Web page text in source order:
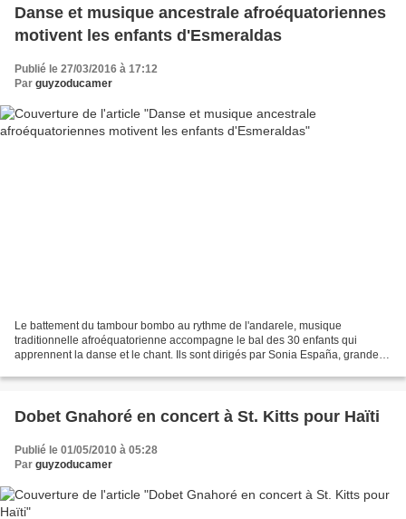
Danse et musique ancestrale afroéquatoriennes
motivent les enfants d'Esmeraldas
Publié le 27/03/2016 à 17:12
Par guyzoducamer
Le battement du tambour bombo au rythme de l'andarele, musique
traditionnelle afroéquatorienne accompagne le bal des 30 enfants qui
apprennent la danse et le chant. Ils sont dirigés par Sonia España, grande
Dobet Gnahoré en concert à St. Kitts pour Haïti
Publié le 01/05/2010 à 05:28
Par guyzoducamer